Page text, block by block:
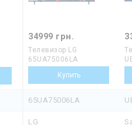
34999 грн.
Телевизор LG
65UA75006LA
65UA75006LA
LG